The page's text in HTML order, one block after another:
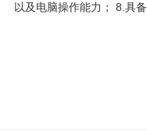
以及电脑操作能力； 8.具